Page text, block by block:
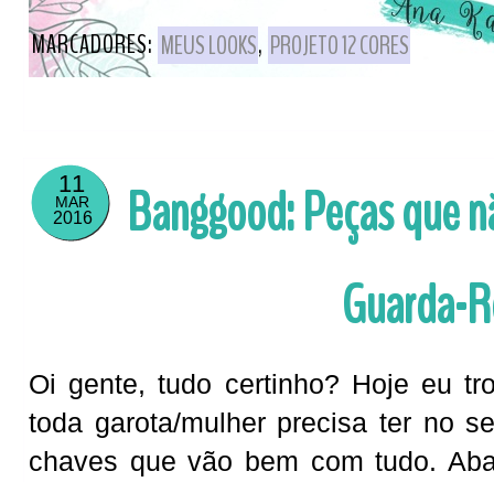
MARCADORES: MEUS LOOKS, PROJETO 12 CORES
11
MAR
2016
Banggood: Peças que
Guarda-
Oi gente, tudo certinho? Hoje eu
toda garota/mulher precisa ter no
chaves que vão bem com tudo.